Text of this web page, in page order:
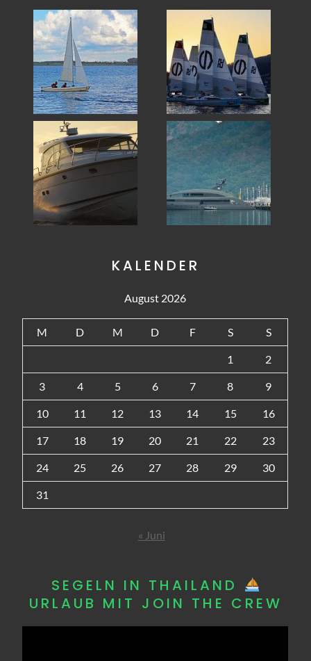
KALENDER
August 2026
M D M D F S S
1 2
3 4 5 6 7 8 9
10 11 12 13 14 15 16
17 18 19 20 21 22 23
24 25 26 27 28 29 30
31
« Juni
SEGELN IN THAILAND
URLAUB MIT JOIN THE CREW